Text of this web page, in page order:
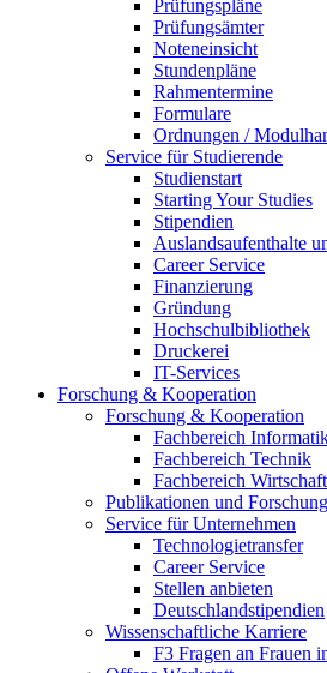
Prüfungspläne
Prüfungsämter
Noteneinsicht
Stundenpläne
Rahmentermine
Formulare
Ordnungen /
Service für Studierende
Studienstart
Starting Your Studies
Stipendien
Auslandsaufenthalte
Career Service
Finanzierung
Gründung
Hochschulbibliothek
Druckerei
IT-Services
Forschung & Kooperation
Forschung & Kooperation
Fachbereich
Fachbereich Technik
Fachbereich Wirtschaft
Publikationen und
Service für Unternehmen
Technologietransfer
Career Service
Stellen anbieten
Deutschlandstipendien
Wissenschaftliche Karriere
F3 Fragen an Frauen